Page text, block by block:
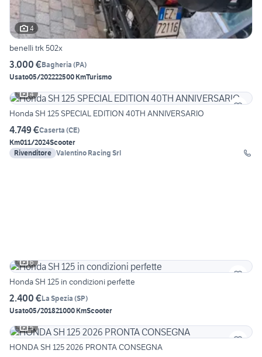
4
benelli trk 502x
3.000 €Bagheria (PA)
Usato05/202222500 KmTurismo
4
Honda SH 125 SPECIAL EDITION 40TH ANNIVERSARIO
4.749 €Caserta (CE)
Km011/2024Scooter
Rivenditore Valentino Racing Srl
6
Honda SH 125 in condizioni perfette
2.400 €La Spezia (SP)
Usato05/201821000 KmScooter
5
HONDA SH 125 2026 PRONTA CONSEGNA